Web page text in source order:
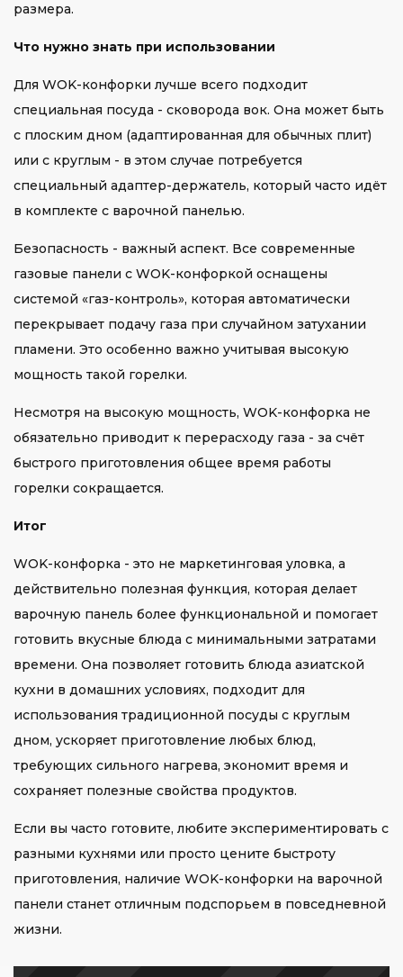
размера.
Что нужно знать при использовании
Для WOK-конфорки лучше всего подходит
специальная посуда - сковорода вок. Она может быть
с плоским дном (адаптированная для обычных плит)
или с круглым - в этом случае потребуется
специальный адаптер-держатель, который часто идёт
в комплекте с варочной панелью.
Безопасность - важный аспект. Все современные
газовые панели с WOK-конфоркой оснащены
системой «газ-контроль», которая автоматически
перекрывает подачу газа при случайном затухании
пламени. Это особенно важно учитывая высокую
мощность такой горелки.
Несмотря на высокую мощность, WOK-конфорка не
обязательно приводит к перерасходу газа - за счёт
быстрого приготовления общее время работы
горелки сокращается.
Итог
WOK-конфорка - это не маркетинговая уловка, а
действительно полезная функция, которая делает
варочную панель более функциональной и помогает
готовить вкусные блюда с минимальными затратами
времени. Она позволяет готовить блюда азиатской
кухни в домашних условиях, подходит для
использования традиционной посуды с круглым
дном, ускоряет приготовление любых блюд,
требующих сильного нагрева, экономит время и
сохраняет полезные свойства продуктов.
Если вы часто готовите, любите экспериментировать с
разными кухнями или просто цените быстроту
приготовления, наличие WOK-конфорки на варочной
панели станет отличным подспорьем в повседневной
жизни.